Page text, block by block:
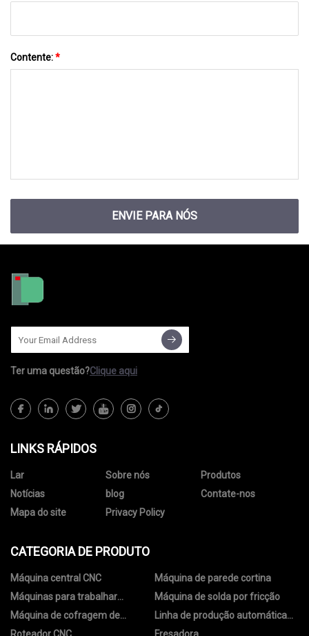
Contente:*
ENVIE PARA NÓS
Ter uma questão?Clique aqui
LINKS RÁPIDOS
Lar Sobre nós
Produtos
Notícias
blog
Contate-nos
Mapa do site
Privacy Policy
CATEGORIA DE PRODUTO
Máquina central CNC
Máquina de parede cortina
Máquinas para trabalhar
madeira
Máquina de solda por fricção
Máquina de cofragem de
alumínio
Linha de produção automática
de cofragem de alumínio